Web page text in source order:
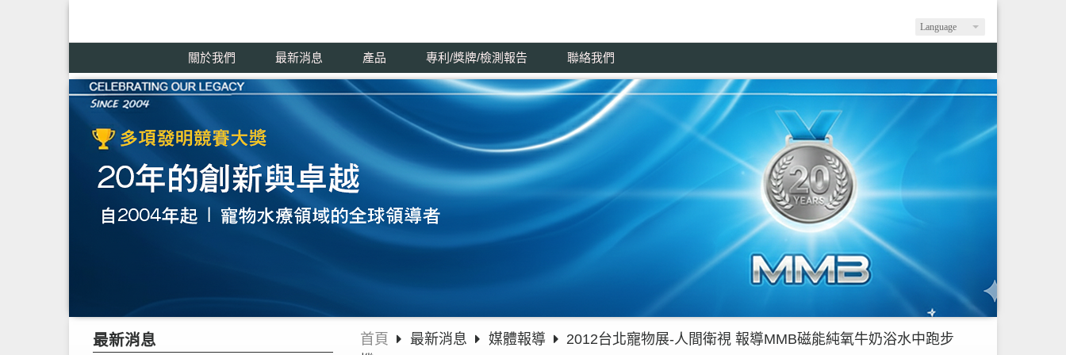
Language
關於我們 最新消息 產品 專利/獎牌/檢測報告 聯絡我們
最新消息 首頁 最新消息 媒體報導
2012台北寵物展-人間衛視 報導MMB磁能純氧牛奶浴水中跑步